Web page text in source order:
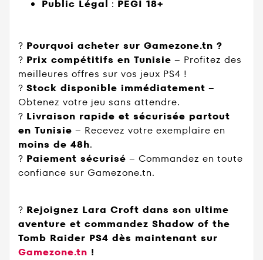
Public Légal : PEGI 18+
? Pourquoi acheter sur Gamezone.tn ?
? Prix compétitifs en Tunisie – Profitez des
meilleures offres sur vos jeux PS4 !
? Stock disponible immédiatement –
Obtenez votre jeu sans attendre.
? Livraison rapide et sécurisée partout
en Tunisie – Recevez votre exemplaire en
moins de 48h.
? Paiement sécurisé – Commandez en toute
confiance sur Gamezone.tn.
? Rejoignez Lara Croft dans son ultime
aventure et commandez Shadow of the
Tomb Raider PS4 dès maintenant sur
Gamezone.tn !